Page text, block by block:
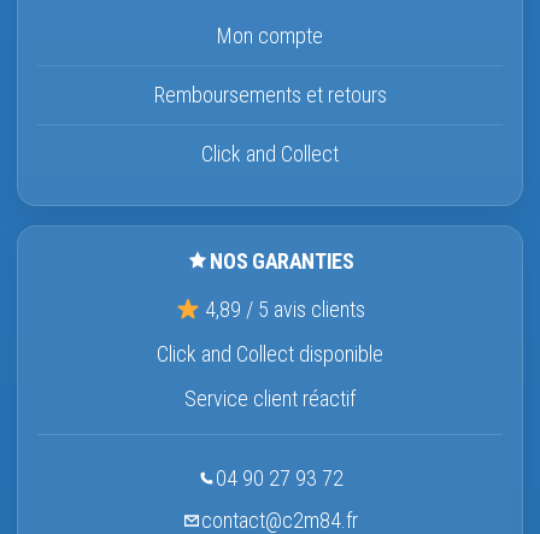
Mon compte
Remboursements et retours
Click and Collect
NOS GARANTIES
4,89 / 5 avis clients
Click and Collect disponible
Service client réactif
04 90 27 93 72
contact@c2m84.fr